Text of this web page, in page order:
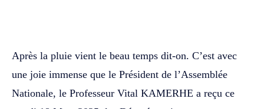
Après la pluie vient le beau temps dit-on. C’est avec
une joie immense que le Président de l’Assemblée
Nationale, le Professeur Vital KAMERHE a reçu ce